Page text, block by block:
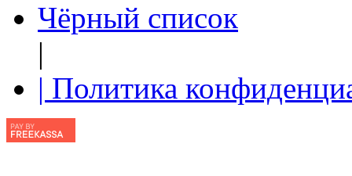
Чёрный список
|
| Политика